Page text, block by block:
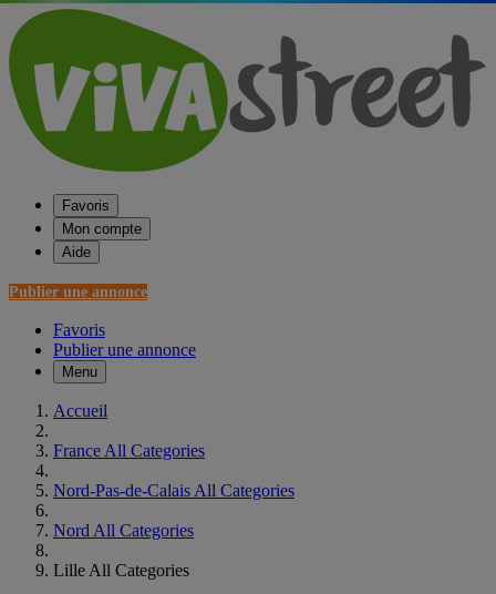
Favoris
Mon compte
Aide
Publier une annonce
Favoris
Publier une annonce
Menu
Accueil
France All Categories
Nord-Pas-de-Calais All Categories
Nord All Categories
Lille All Categories